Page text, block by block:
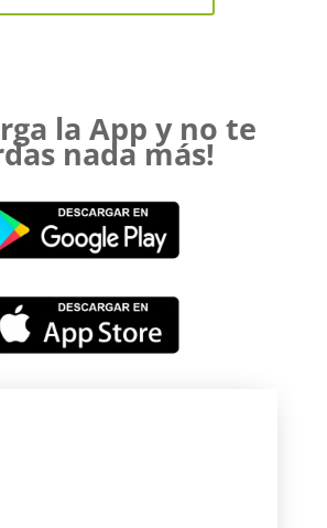
la App y no te
nada más!